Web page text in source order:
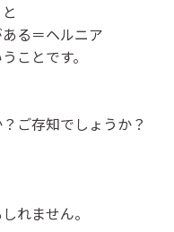
る＝ヘルニア
ことです。
ご存知でしょうか？
れません。